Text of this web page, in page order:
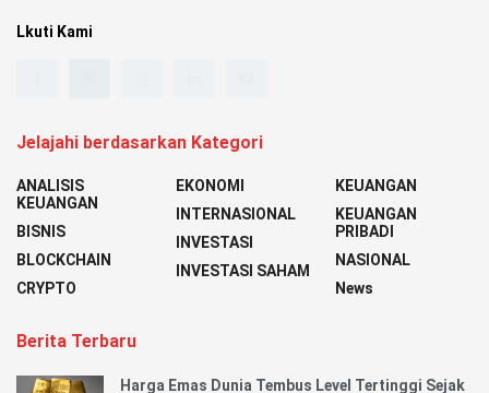
Lkuti Kami
Jelajahi berdasarkan Kategori
ANALISIS
KEUANGAN
BISNIS
BLOCKCHAIN
CRYPTO
EKONOMI
INTERNASIONAL
INVESTASI
INVESTASI SAHAM
KEUANGAN
KEUANGAN
PRIBADI
NASIONAL
News
Berita Terbaru
Harga Emas Dunia Tembus Level Tertinggi Sejak